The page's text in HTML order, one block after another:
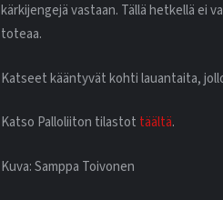
kärkijengejä vastaan. Tällä hetkellä ei
toteaa.
Katseet kääntyvät kohti lauantaita,
Katso Palloliiton tilastot täältä.
Kuva: Samppa Toivonen